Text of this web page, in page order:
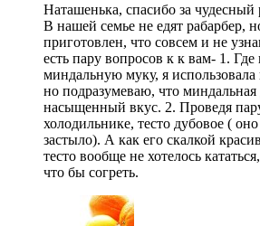
Наташенька, спасибо за
В нашей семье не едят рабарбер,
приготовлен, что совсем и не
есть пару вопросов к к вам- 1. Где
миндальную муку, я
но подразумеваю, что миндальная
насыщенный вкус. 2. Проведя
холодильнике, тесто дубовое (
застыло). А как его скалкой
тесто вообще не хотелось
что бы согреть.